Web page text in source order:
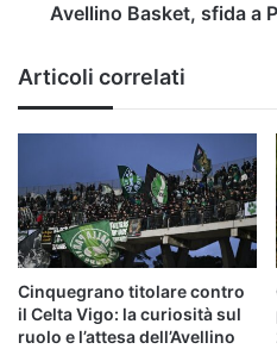
Avellino Basket, sfida a
Articoli correlati
Cinquegrano titolare contro
il Celta Vigo: la curiosità sul
ruolo e l’attesa dell’Avellino